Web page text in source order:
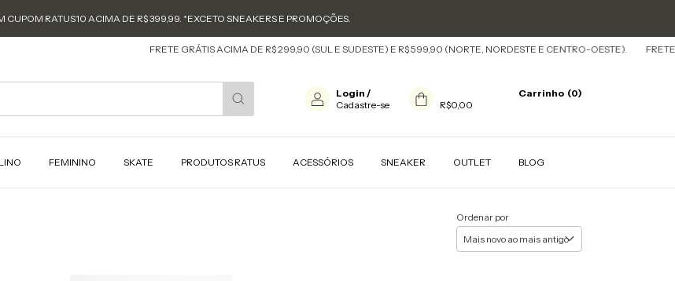
CUPOM RATUS10 ACIMA DE R$ 399,99. *EXCETO SNEAKERS E PROMOÇÕES.
FRETE GRÁTIS ACIMA DE R$ 299,90 (SUL E SUDESTE) E R$ 599,90 (NORTE, NORDESTE E CENTRO-OESTE). FRETE
Login /
Cadastre-se
Carrinho (0)
R$0,00
FEMININO SKATE PRODUTOS RATUS ACESSÓRIOS SNEAKER OUTLET BLOG
Ordenar por